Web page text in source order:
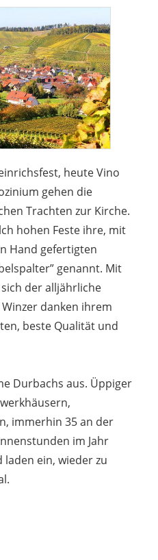
heute Vino
gehen die
Trachten zur Kirche.
hohen Feste ihre, mit
Hand gefertigten
genannt. Mit
der alljährliche
danken ihrem
beste Qualität und
Durbachs aus. Üppiger
immerhin 35 an der
im Jahr
ein, wieder zu